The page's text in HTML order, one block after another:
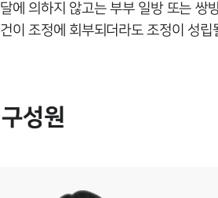
에 의하지 않고는 부부 일방 또는 쌍
이 조정에 회부되더라도 조정이 성
성원